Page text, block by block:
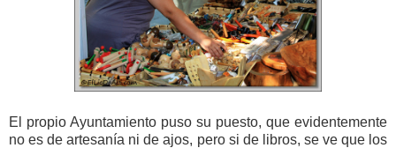
El propio Ayuntamiento puso su puesto, que evidentemente
no es de artesanía ni de ajos, pero si de libros, se ve que los